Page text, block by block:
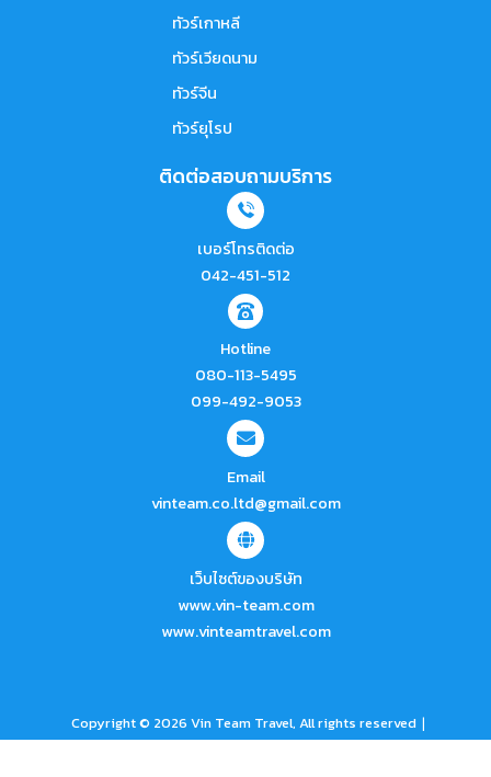
ทัวร์เกาหลี
ทัวร์เวียดนาม
ทัวร์จีน
ทัวร์ยุโรป
ติดต่อสอบถามบริการ
เบอร์โทรติดต่อ
042-451-512
Hotline
080-113-5495
099-492-9053
Email
vinteam.co.ltd@gmail.com
เว็บไซต์ของบริษัท
www.vin-team.com
www.vinteamtravel.com
Copyright © 2026 Vin Team Travel, All rights reserved |